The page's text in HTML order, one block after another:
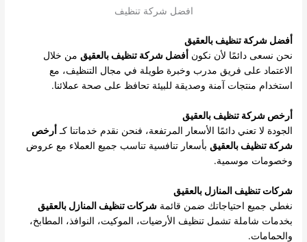
افضل شركة تنظيف
أفضل شركة تنظيف بالعقيق
نحن نسعى دائمًا لأن نكون أفضل شركة تنظيف بالعقيق من خلال
الاعتماد على فريق مدرب وخبرة طويلة في مجال التنظيف، مع
استخدام منتجات آمنة وصديقة للبيئة تحافظ على صحة عملائنا.
أرخص شركة تنظيف بالعقيق
الجودة لا تعني دائمًا الأسعار المرتفعة، فنحن نقدم خدماتنا كـ أرخص
شركة تنظيف بالعقيق بأسعار تنافسية تناسب جميع العملاء مع عروض
وخصومات موسمية.
شركات تنظيف المنازل بالعقيق
نغطي جميع احتياجاتك ضمن قائمةشركات تنظيف المنازل بالعقيق
بخدمات شاملة تشمل تنظيف الأرضيات، الموكيت، النوافذ، المطابخ،
والحمامات.